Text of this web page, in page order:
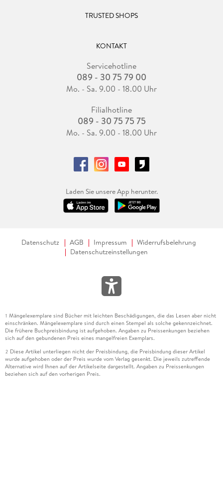
TRUSTED SHOPS
KONTAKT
Servicehotline
089 - 30 75 79 00
Mo. - Sa. 9.00 - 18.00 Uhr
Filialhotline
089 - 30 75 75 75
Mo. - Sa. 9.00 - 18.00 Uhr
Laden Sie unsere App herunter.
Datenschutz AGB Impressum
Widerrufsbelehrung
Datenschutzeinstellungen
1 Mängelexemplare sind Bücher mit leichten Beschädigungen, die das Lesen aber nicht
einschränken. Mängelexemplare sind durch einen Stempel als solche gekennzeichnet.
Die frühere Buchpreisbindung ist aufgehoben. Angaben zu Preissenkungen beziehen
sich auf den gebundenen Preis eines mangelfreien Exemplars.
2 Diese Artikel unterliegen nicht der Preisbindung, die Preisbindung dieser Artikel
wurde aufgehoben oder der Preis wurde vom Verlag gesenkt. Die jeweils zutreffende
Alternative wird Ihnen auf der Artikelseite dargestellt. Angaben zu Preissenkungen
beziehen sich auf den vorherigen Preis.